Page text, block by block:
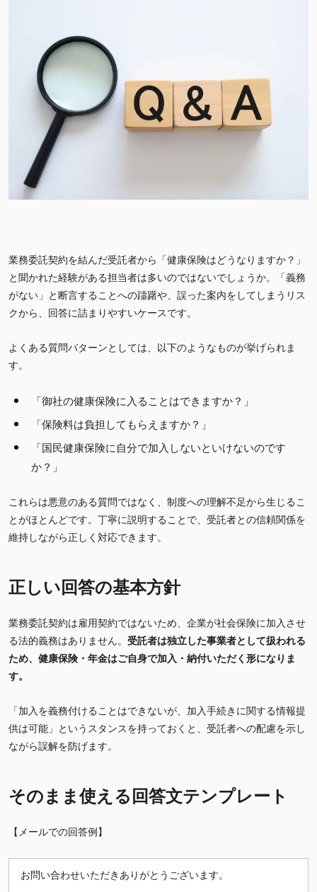
業務委託契約を結んだ受託者から「健康保険はどうなりますか？」
と聞かれた経験がある担当者は多いのではないでしょうか。「義務
がない」と断言することへの躊躇や、誤った案内をしてしまうリス
クから、回答に詰まりやすいケースです。
よくある質問パターンとしては、以下のようなものが挙げられま
す。
「御社の健康保険に入ることはできますか？」
「保険料は負担してもらえますか？」
「国民健康保険に自分で加入しないといけないのです
か？」
これらは悪意のある質問ではなく、制度への理解不足から生じるこ
とがほとんどです。丁寧に説明することで、受託者との信頼関係を
維持しながら正しく対応できます。
正しい回答の基本方針
業務委託契約は雇用契約ではないため、企業が社会保険に加入させ
る法的義務はありません。 受託者は独立した事業者として扱われる
ため、健康保険・年金はご自身で加入・納付いただく形になりま
す。
「加入を義務付けることはできないが、加入手続きに関する情報提
供は可能」というスタンスを持っておくと、受託者への配慮を示し
ながら誤解を防げます。
そのまま使える回答文テンプレート
【メールでの回答例】
お問い合わせいただきありがとうございます。